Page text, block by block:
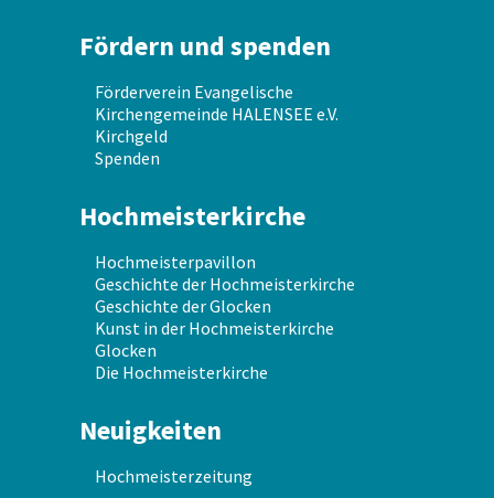
Fördern und spenden
Förderverein Evangelische
Kirchengemeinde HALENSEE e.V.
Kirchgeld
Spenden
Hochmeisterkirche
Hochmeisterpavillon
Geschichte der Hochmeisterkirche
Geschichte der Glocken
Kunst in der Hochmeisterkirche
Glocken
Die Hochmeisterkirche
Neuigkeiten
Hochmeisterzeitung